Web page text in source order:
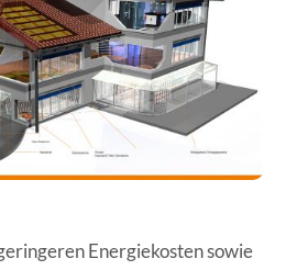
Energiekosten sowie